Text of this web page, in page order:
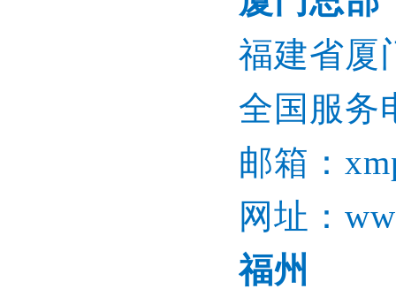
福建省厦
全国服务
邮箱：
网址：
福州